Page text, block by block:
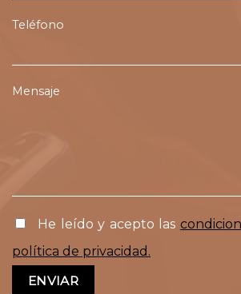
Teléfono
Mensaje
He leído y acepto las
política de privacidad.